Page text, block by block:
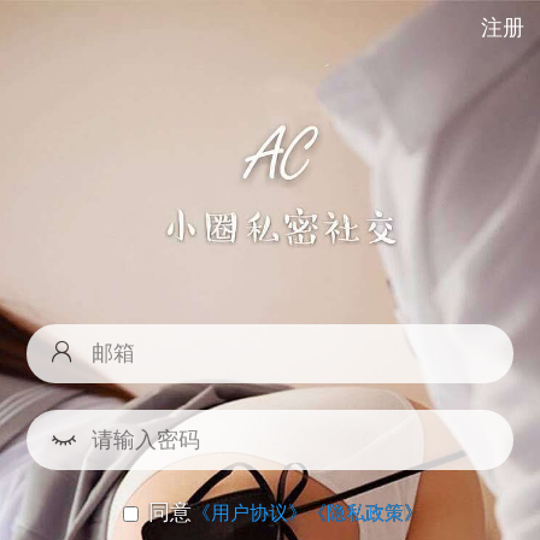
注册
同意《用户协议》《隐私政策》